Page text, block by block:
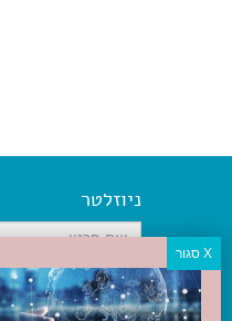
ניוזלטר